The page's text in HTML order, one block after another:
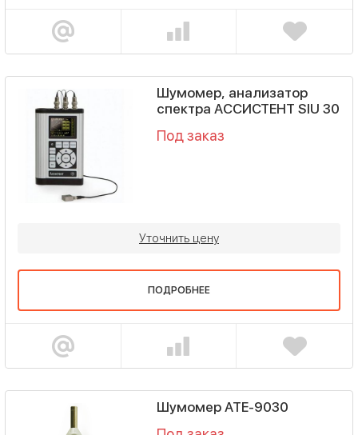
Шумомер, анализатор
спектра АССИСТЕНТ SIU 30
Под заказ
Уточнить цену
ПОДРОБНЕЕ
Шумомер АТЕ-9030